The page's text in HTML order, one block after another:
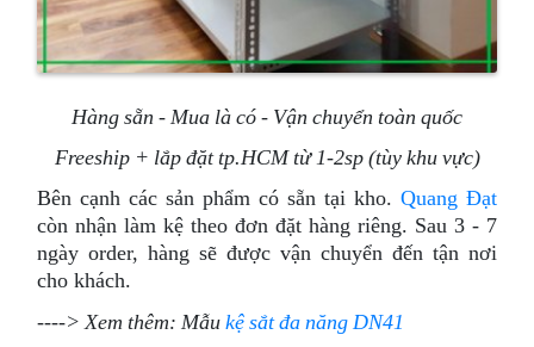
Hàng sẵn - Mua là có - Vận chuyển toàn quốc
Freeship + lắp đặt tp.HCM từ 1-2sp (tùy khu vực)
Bên cạnh các sản phẩm có sẵn tại kho. Quang Đạt
còn nhận làm kệ theo đơn đặt hàng riêng. Sau 3 - 7
ngày order, hàng sẽ được vận chuyển đến tận nơi
cho khách.
----> Xem thêm: Mẫukệ sắt đa năng DN41